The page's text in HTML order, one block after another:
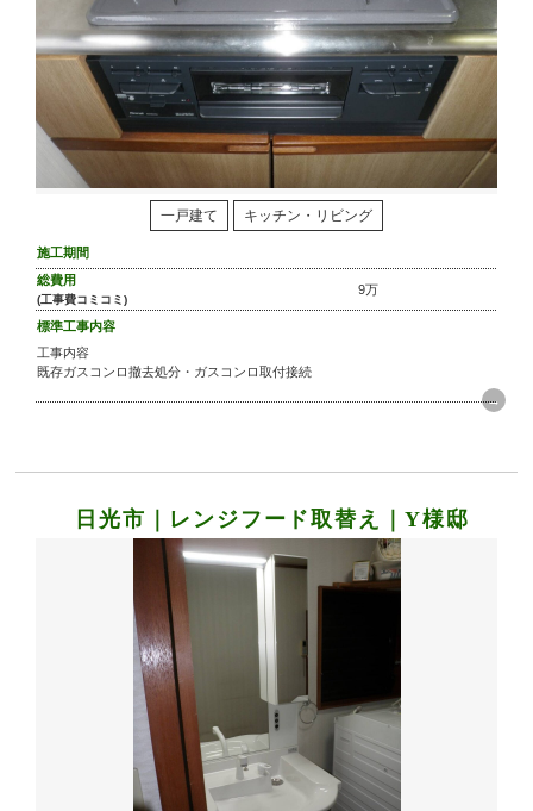
一戸建て キッチン・リビング
施工期間
総費用
(工事費コミコミ)
9万
標準工事内容
工事内容
既存ガスコンロ撤去処分・ガスコンロ取付接続
日光市｜レンジフード取替え｜Y様邸